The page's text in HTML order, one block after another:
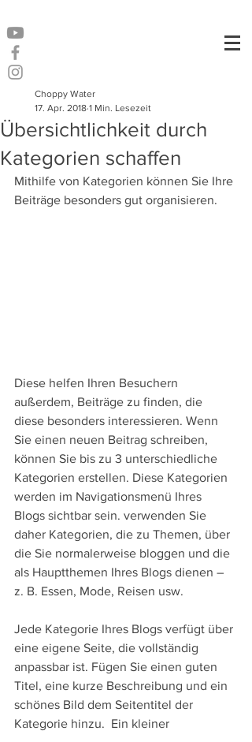
Übersichtlichkeit durch
Kategorien schaffen
Choppy Water
17. Apr. 2018 1 Min. Lesezeit
Mithilfe von Kategorien können Sie Ihre
Beiträge besonders gut organisieren.
Diese helfen Ihren Besuchern
außerdem, Beiträge zu finden, die
diese besonders interessieren. Wenn
Sie einen neuen Beitrag schreiben,
können Sie bis zu 3 unterschiedliche
Kategorien erstellen. Diese Kategorien
werden im Navigationsmenü Ihres
Blogs sichtbar sein. verwenden Sie
daher Kategorien, die zu Themen, über
die Sie normalerweise bloggen und die
als Hauptthemen Ihres Blogs dienen –
z. B. Essen, Mode, Reisen usw.
Jede Kategorie Ihres Blogs verfügt über
eine eigene Seite, die vollständig
anpassbar ist. Fügen Sie einen guten
Titel, eine kurze Beschreibung und ein
schönes Bild dem Seitentitel der
Kategorie hinzu.  Ein kleiner